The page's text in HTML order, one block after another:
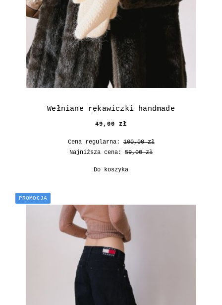
Wełniane rękawiczki handmade
49,00 zł
Cena regularna:100,00 zł
Najniższa cena: 59,00 zł
Do koszyka
PROMOCJA